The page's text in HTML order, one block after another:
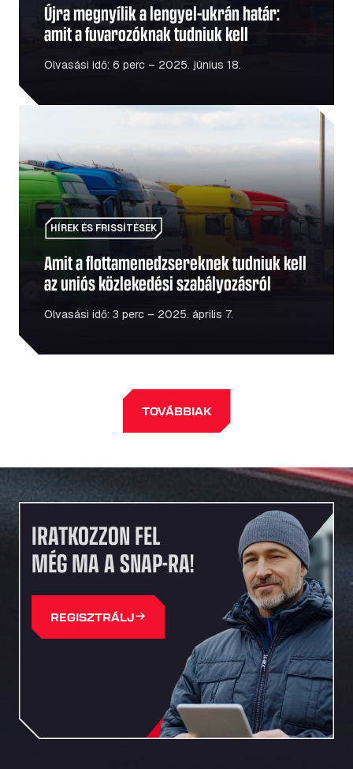
Újra megnyílik a lengyel–ukrán határ:
amit a fuvarozóknak tudniuk kell
Olvasási idő: 6 perc – 2025. június 18.
Amit a flottamenedzsereknek tudniuk kell az uniós
HÍREK ÉS FRISSÍTÉSEK
Amit a flottamenedzsereknek tudniuk kell
az uniós közlekedési szabályozásról
Olvasási idő: 3 perc – 2025. április 7.
TOVÁBBIAK
IRATKOZZON FEL
MÉG MA A SNAP-RA!
REGISZTRÁLJ